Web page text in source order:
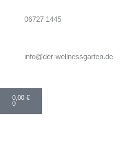
06727 1445
info@der-wellnessgarten.de
0,00 €
0
Warenkorb